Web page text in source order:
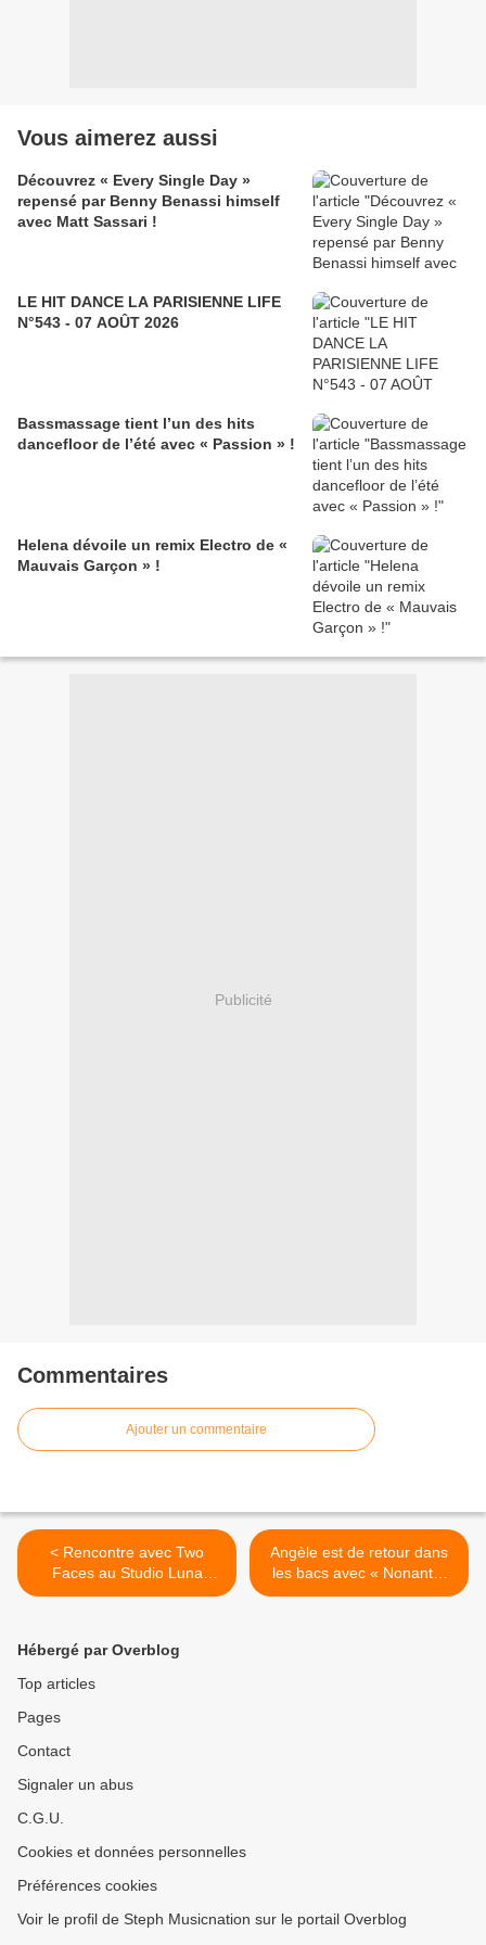
Vous aimerez aussi
Découvrez « Every Single Day »
repensé par Benny Benassi himself
avec Matt Sassari !
LE HIT DANCE LA PARISIENNE LIFE
N°543 - 07 AOÛT 2026
Bassmassage tient l’un des hits
dancefloor de l’été avec « Passion » !
Helena dévoile un remix Electro de «
Mauvais Garçon » !
Publicité
Commentaires
Ajouter un commentaire
< Rencontre avec Two
Faces au Studio Luna
Rossa à l’occasion de la
Angèle est de retour dans
les bacs avec « Nonante-
Cinq » ! >
Hébergé par Overblog
Top articles
Pages
Contact
Signaler un abus
C.G.U.
Cookies et données personnelles
Préférences cookies
Voir le profil de Steph Musicnation sur le portail Overblog